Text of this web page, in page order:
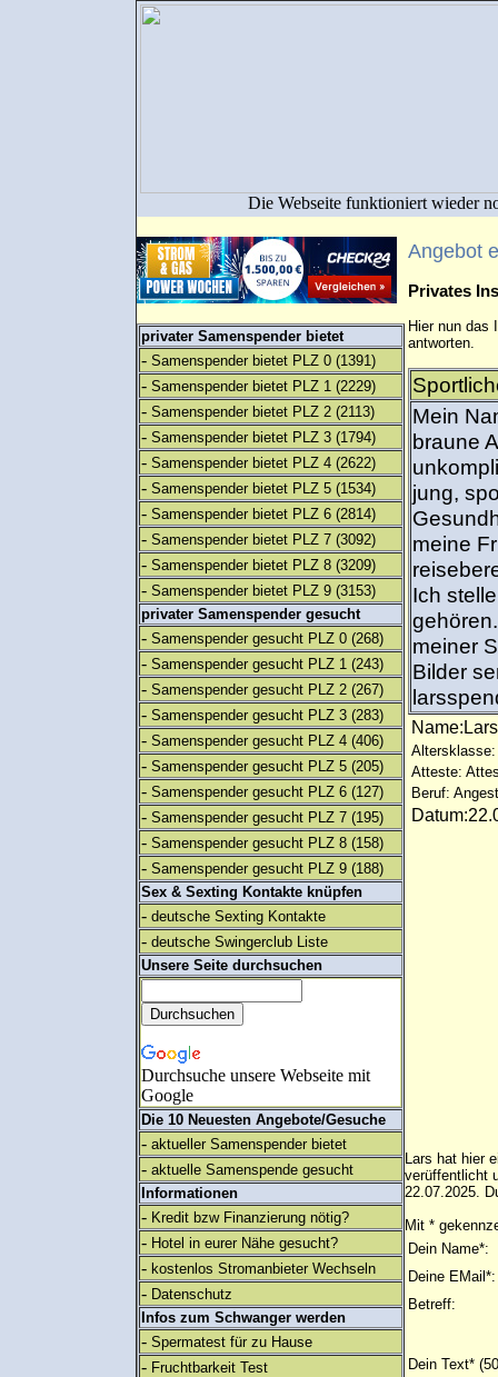
Die Webseite funktioniert wieder
privater Samenspender bietet
- Samenspender bietet PLZ 0 (1391)
- Samenspender bietet PLZ 1 (2229)
- Samenspender bietet PLZ 2 (2113)
- Samenspender bietet PLZ 3 (1794)
- Samenspender bietet PLZ 4 (2622)
- Samenspender bietet PLZ 5 (1534)
- Samenspender bietet PLZ 6 (2814)
- Samenspender bietet PLZ 7 (3092)
- Samenspender bietet PLZ 8 (3209)
- Samenspender bietet PLZ 9 (3153)
privater Samenspender gesucht
- Samenspender gesucht PLZ 0 (268)
- Samenspender gesucht PLZ 1 (243)
- Samenspender gesucht PLZ 2 (267)
- Samenspender gesucht PLZ 3 (283)
- Samenspender gesucht PLZ 4 (406)
- Samenspender gesucht PLZ 5 (205)
- Samenspender gesucht PLZ 6 (127)
- Samenspender gesucht PLZ 7 (195)
- Samenspender gesucht PLZ 8 (158)
- Samenspender gesucht PLZ 9 (188)
Sex & Sexting Kontakte knüpfen
- deutsche Sexting Kontakte
- deutsche Swingerclub Liste
Unsere Seite durchsuchen
Durchsuche unsere Webseite mit
Google
Die 10 Neuesten Angebote/Gesuche
- aktueller Samenspender bietet
- aktuelle Samenspende gesucht
Informationen
- Kredit bzw Finanzierung nötig?
- Hotel in eurer Nähe gesucht?
- kostenlos Stromanbieter Wechseln
- Datenschutz
Infos zum Schwanger werden
- Spermatest für zu Hause
- Fruchtbarkeit Test
Angebot
Privates
Hier nun das
antworten.
Mein
braune
jung,
meine
Ich
meiner
Bilder
Altersklasse:
Atteste:
Beruf:
Lars hat hier
verüffentlicht
22.07.2025.
Mit *
Dein Name*:
Deine EMail*:
Betreff:
Dein Text*